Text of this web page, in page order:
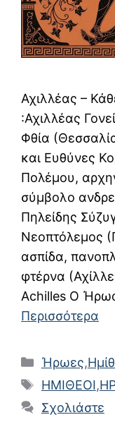
Αχιλλέας –
:Αχιλλέας
Φθία
και Ευθύνες
Πολέμου,
σύμβολο
Πηλείδης
Νεοπτόλεμος
ασπίδα,
φτέρνα
Achilles Ο
Περισσότερα
Κατηγορίες
Ήρωες,
Ετικέτες
ΗΜΙΘΕΟΙ,
Σχολιάστε